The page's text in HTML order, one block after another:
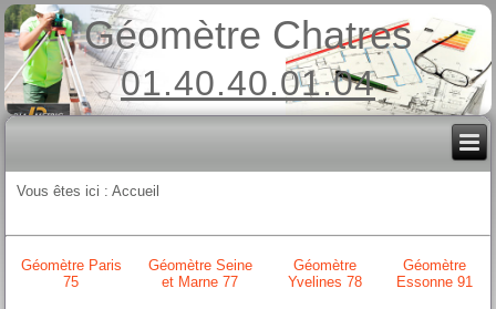
Géomètre Chatres
01.40.40.01.04
Vous êtes ici :Accueil
Géomètre Paris
75
Géomètre Seine
et Marne 77
Géomètre
Yvelines 78
Géomètre
Essonne 91